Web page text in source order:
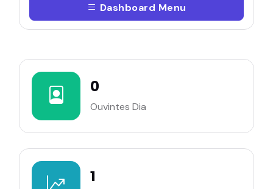
Dashboard Menu
0
Ouvintes Dia
1